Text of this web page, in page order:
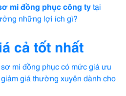
mi đồng phụccông tytại
những lợi ích gì?
cả tốt nhất
mi đồng phục có mức giá ưu
giá thường xuyên dành cho